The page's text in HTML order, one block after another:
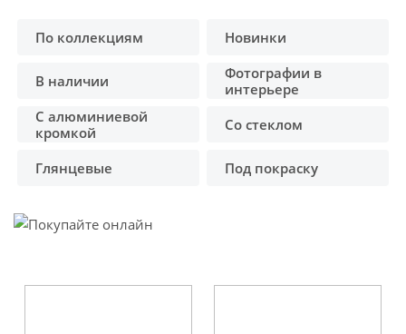
По коллекциям Новинки
В наличии
Фотографии в
интерьере
С алюминиевой
кромкой
Со стеклом
Глянцевые Под покраску